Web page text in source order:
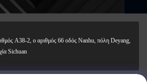
A38-2, ο αριθμός 66 οδός Nanhu, πόλη Deyang,
Sichuan